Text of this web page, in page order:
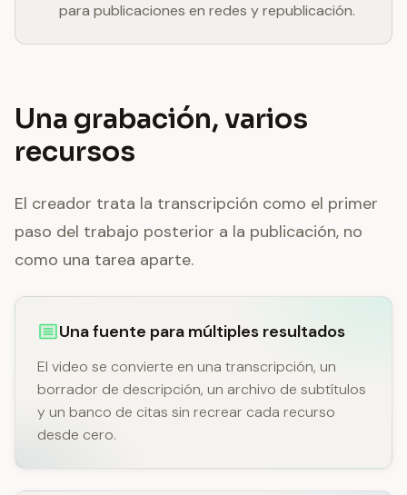
para publicaciones en redes y republicación.
Una grabación, varios
recursos
El creador trata la transcripción como el primer
paso del trabajo posterior a la publicación, no
como una tarea aparte.
Una fuente para múltiples resultados
El video se convierte en una transcripción, un
borrador de descripción, un archivo de subtítulos
y un banco de citas sin recrear cada recurso
desde cero.